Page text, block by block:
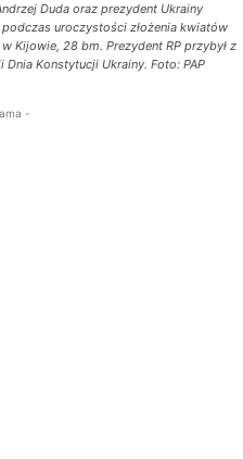
Duda oraz prezydent Ukrainy
podczas uroczystości złożenia kwiatów
Kijowie, 28 bm. Prezydent RP przybył z
Konstytucji Ukrainy. Foto: PAP
-